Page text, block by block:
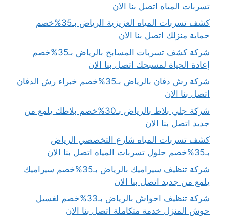
تسربات المياه اتصل بنا الان
كشف تسربات المياه العزيزية الرياض بـ35%خصم
حماية منزلك اتصل بنا الان
شركة كشف تسربات المسابح بالرياض بـ35%خصم
إعادة الحياة لمسبحك اتصل بنا الان
شركة رش دفان بالرياض بـ35%خصم خبراء رش الدفان
اتصل بنا الان
شركة جلي بلاط بالرياض بـ30%خصم بلاطك يلمع من
جديد اتصل بنا الان
كشف تسربات المياه شارع التخصصي الرياض
بـ35%خصم حلول تسربات المياه اتصل بنا الان
شركة تنظيف سيراميك بالرياض بـ35%خصم سيراميك
يلمع من جديد اتصل بنا الان
شركة تنظيف احواش بالرياض بـ33%خصم لغسيل
حوش المنزل خدمة متكاملة اتصل بنا الان